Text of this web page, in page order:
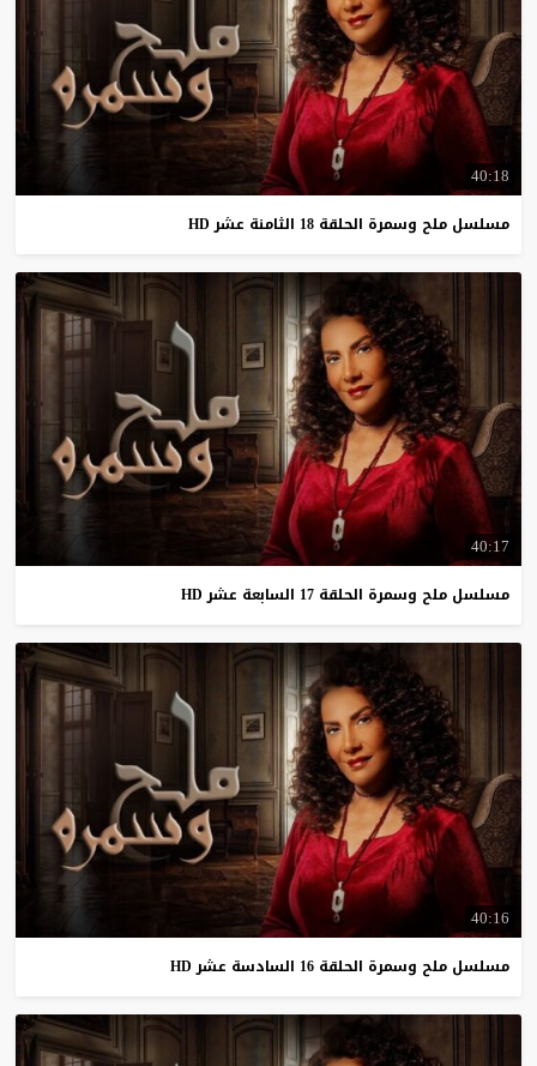
40:18
مسلسل ملح وسمرة الحلقة 18 الثامنة عشر HD
40:17
مسلسل ملح وسمرة الحلقة 17 السابعة عشر HD
40:16
مسلسل ملح وسمرة الحلقة 16 السادسة عشر HD